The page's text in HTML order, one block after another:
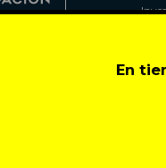
En